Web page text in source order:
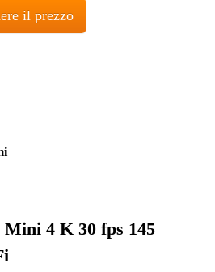
il prezzo
4 K 30 fps 145